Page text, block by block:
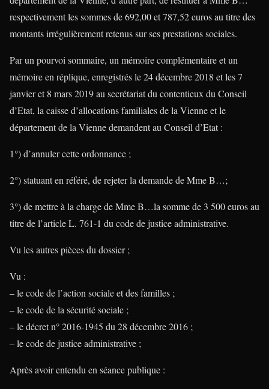
respectivement les sommes de 692,00 et 787,52 euros au titre des
montants irrégulièrement retenus sur ses prestations sociales.
Par un pourvoi sommaire, un mémoire complémentaire et un
mémoire en réplique, enregistrés le 24 décembre 2018 et les 7
janvier et 8 mars 2019 au secrétariat du contentieux du Conseil
d’Etat, la caisse d’allocations familiales de la Vienne et le
département de la Vienne demandent au Conseil d’Etat :
1°) d’annuler cette ordonnance ;
2°) statuant en référé, de rejeter la demande de Mme B…;
3°) de mettre à la charge de Mme B…la somme de 3 500 euros au
titre de l’article L. 761-1 du code de justice administrative.
Vu les autres pièces du dossier ;
Vu :
– le code de l’action sociale et des familles ;
– le code de la sécurité sociale ;
– le décret n° 2016-1945 du 28 décembre 2016 ;
– le code de justice administrative ;
Après avoir entendu en séance publique :